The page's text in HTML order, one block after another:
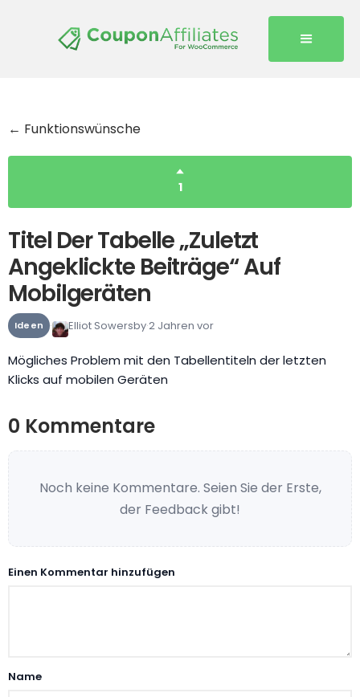
← Funktionswünsche
1
Titel Der Tabelle „Zuletzt
Angeklickte Beiträge“ Auf
Mobilgeräten
Ideen Elliot Sowersby2 Jahren vor
Mögliches Problem mit den Tabellentiteln der letzten
Klicks auf mobilen Geräten
0 Kommentare
Noch keine Kommentare. Seien Sie der Erste,
der Feedback gibt!
Einen Kommentar hinzufügen
Name